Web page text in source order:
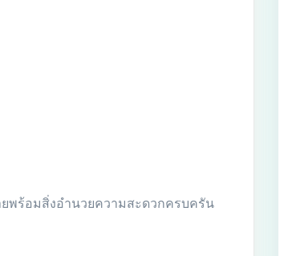
พร้อมสิ่งอำนวยความสะดวกครบครัน